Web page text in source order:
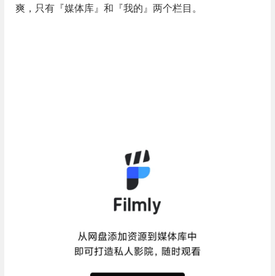
爽，只有『媒体库』和『我的』两个栏目。